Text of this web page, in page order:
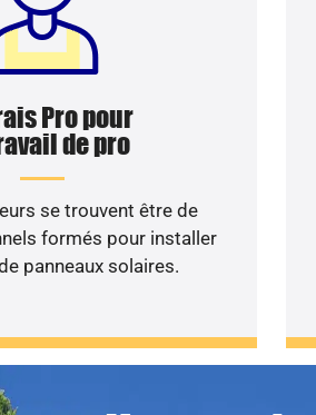
Pro pour
de pro
se trouvent être de
formés pour installer
panneaux solaires.